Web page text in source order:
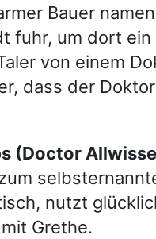
Bauer
fuhr, um dort
von einem
dass der
(Doctor
nutzt
Grethe.